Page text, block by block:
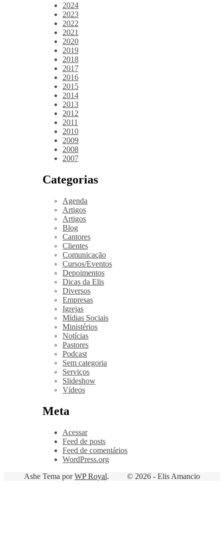
2024
2023
2022
2021
2020
2019
2018
2017
2016
2015
2014
2013
2012
2011
2010
2009
2008
2007
Categorias
Agenda
Artigos
Artigos
Blog
Cantores
Clientes
Comunicação
Cursos/Eventos
Depoimentos
Dicas da Elis
Diversos
Empresas
Igrejas
Mídias Sociais
Ministérios
Notícias
Pastores
Podcast
Sem categoria
Serviços
Slideshow
Vídeos
Meta
Acessar
Feed de posts
Feed de comentários
WordPress.org
© 2026 - Elis Amancio
Ashe Tema porWP Royal.